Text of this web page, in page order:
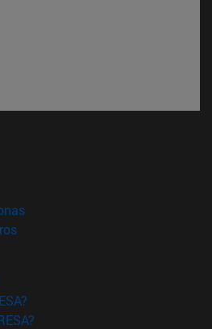
ventana)
(abre en nueva ventana)
(abre en nueva ventana)